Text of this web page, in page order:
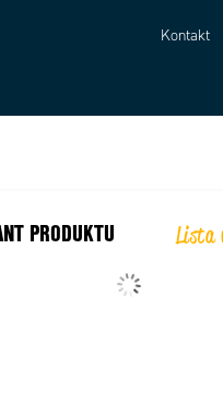
Kontakt
PRODUKTU